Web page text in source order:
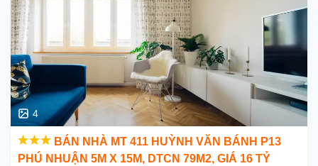
4
BÁN NHÀ MT 411 HUỲNH VĂN BÁNH P13
PHÚ NHUẬN 5M X 15M, DTCN 79M2, GIÁ 16 TỶ